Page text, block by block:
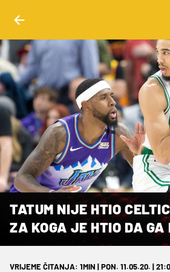
TATUM NIJE HTIO
ZA KOGA JE HTIO DA
VRIJEME ČITANJA: 1MIN | PON. 11.05.20. |